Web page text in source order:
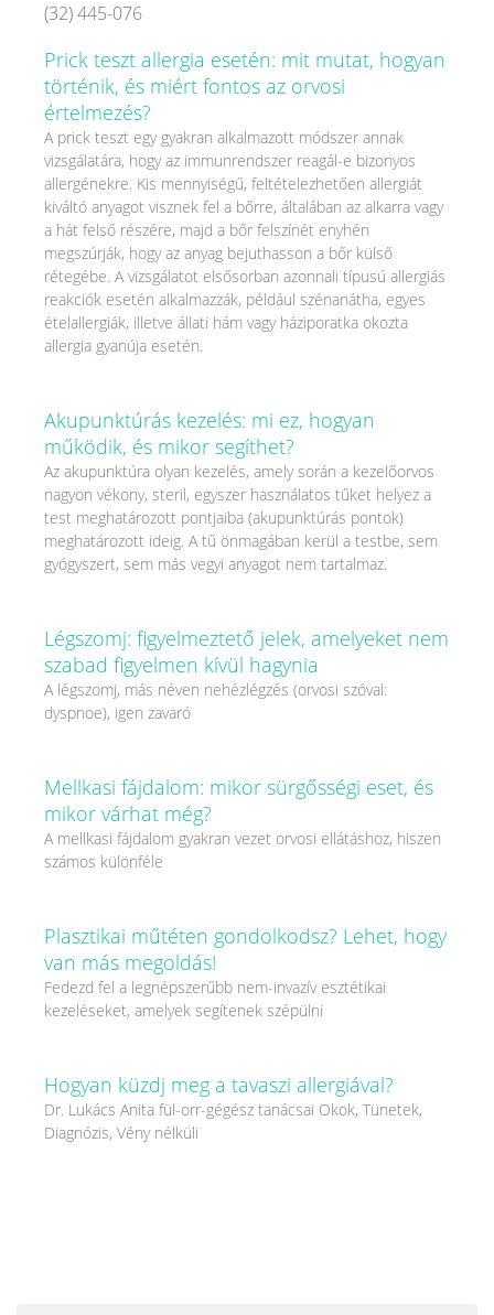
(32) 445-076
Prick teszt allergia esetén: mit mutat, hogyan
történik, és miért fontos az orvosi
értelmezés?
A prick teszt egy gyakran alkalmazott módszer annak
vizsgálatára, hogy az immunrendszer reagál-e bizonyos
allergénekre. Kis mennyiségű, feltételezhetően allergiát
kiváltó anyagot visznek fel a bőrre, általában az alkarra vagy
a hát felső részére, majd a bőr felszínét enyhén
megszúrják, hogy az anyag bejuthasson a bőr külső
rétegébe. A vizsgálatot elsősorban azonnali típusú allergiás
reakciók esetén alkalmazzák, például szénanátha, egyes
ételallergiák, illetve állati hám vagy háziporatka okozta
allergia gyanúja esetén.
Akupunktúrás kezelés: mi ez, hogyan
működik, és mikor segíthet?
Az akupunktúra olyan kezelés, amely során a kezelőorvos
nagyon vékony, steril, egyszer használatos tűket helyez a
test meghatározott pontjaiba (akupunktúrás pontok)
meghatározott ideig. A tű önmagában kerül a testbe, sem
gyógyszert, sem más vegyi anyagot nem tartalmaz.
Légszomj: figyelmeztető jelek, amelyeket nem
szabad figyelmen kívül hagynia
A légszomj, más néven nehézlégzés (orvosi szóval:
dyspnoe), igen zavaró
Mellkasi fájdalom: mikor sürgősségi eset, és
mikor várhat még?
A mellkasi fájdalom gyakran vezet orvosi ellátáshoz, hiszen
számos különféle
Plasztikai műtéten gondolkodsz? Lehet, hogy
van más megoldás!
Fedezd fel a legnépszerűbb nem-invazív esztétikai
kezeléseket, amelyek segítenek szépülni
Hogyan küzdj meg a tavaszi allergiával?
Dr. Lukács Anita fül-orr-gégész tanácsai Okok, Tünetek,
Diagnózis, Vény nélküli